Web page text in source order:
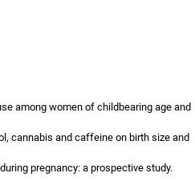
among women of childbearing age and
cannabis and caffeine on birth size and
pregnancy: a prospective study.